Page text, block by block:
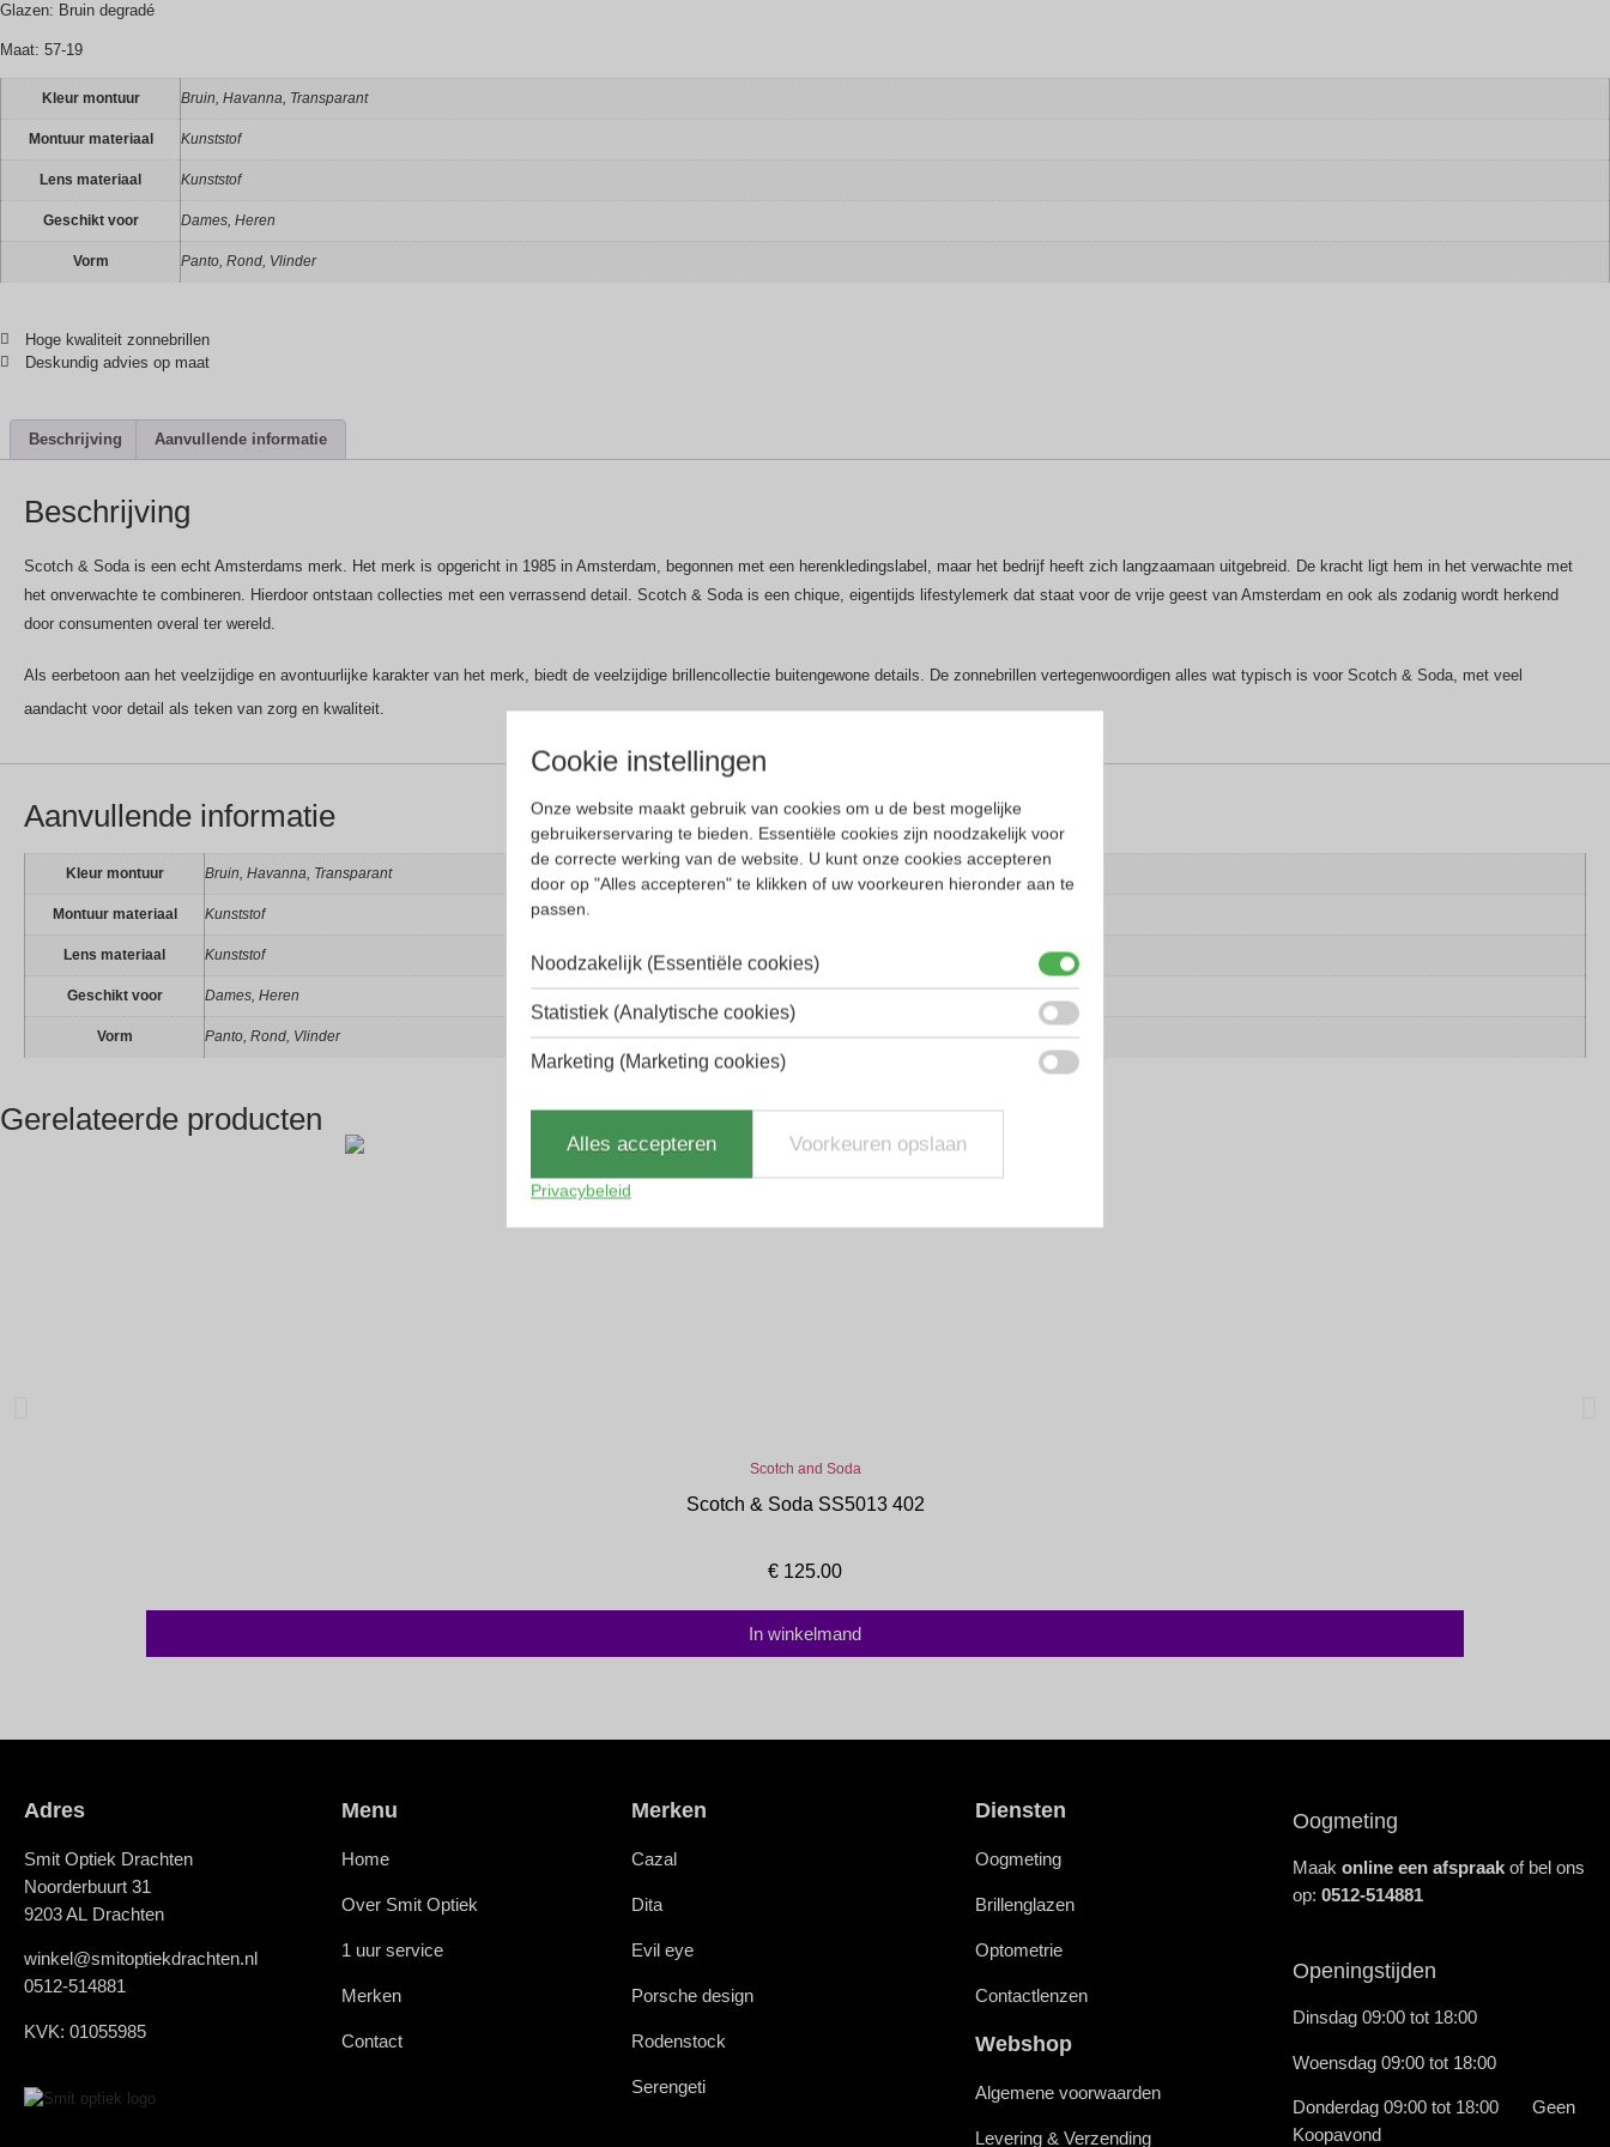
Glazen: Bruin degradé
Maat: 57-19
Kleur montuur Bruin, Havanna, Transparant
Montuur materiaal Kunststof
Lens materiaal Kunststof
Geschikt voor Dames, Heren
Vorm Panto, Rond, Vlinder
Hoge kwaliteit zonnebrillen
Deskundig advies op maat
Beschrijving Aanvullende informatie
Beschrijving
Scotch & Soda is een echt Amsterdams merk. Het merk is opgericht in 1985 in Amsterdam, begonnen met een herenkledingslabel, maar het bedrijf heeft zich langzaamaan uitgebreid. De kracht ligt hem in het verwachte met
het onverwachte te combineren. Hierdoor ontstaan collecties met een verrassend detail. Scotch & Soda is een chique, eigentijds lifestylemerk dat staat voor de vrije geest van Amsterdam en ook als zodanig wordt herkend
door consumenten overal ter wereld.
Als eerbetoon aan het veelzijdige en avontuurlijke karakter van het merk, biedt de veelzijdige brillencollectie buitengewone details. De zonnebrillen vertegenwoordigen alles wat typisch is voor Scotch & Soda, met veel
aandacht voor detail als teken van zorg en kwaliteit.
Aanvullende informatie
Kleur montuur Bruin, Havanna, Transparant
Montuur materiaal Kunststof
Lens materiaal Kunststof
Geschikt voor Dames, Heren
Vorm Panto, Rond, Vlinder
Gerelateerde producten
Scotch and Soda
Scotch & Soda SS5013 402
€ 125.00
In winkelmand
Adres
Smit Optiek Drachten
Noorderbuurt 31
9203 AL Drachten
winkel@smitoptiekdrachten.nl
0512-514881
KVK: 01055985
Menu
Home
Over Smit Optiek
1 uur service
Merken
Contact
Merken
Cazal
Dita
Evil eye
Porsche design
Rodenstock
Serengeti
Diensten
Oogmeting
Brillenglazen
Optometrie
Contactlenzen
Webshop
Algemene voorwaarden
Levering & Verzending
Oogmeting
Maakonline een afspraak of bel ons
op:0512-514881
Openingstijden
Dinsdag 09:00 tot 18:00
Woensdag 09:00 tot 18:00
Donderdag 09:00 tot 18:00 Geen
Koopavond
Cookie instellingen
Onze website maakt gebruik van cookies om u de best mogelijke
gebruikerservaring te bieden. Essentiële cookies zijn noodzakelijk voor
de correcte werking van de website. U kunt onze cookies accepteren
door op "Alles accepteren" te klikken of uw voorkeuren hieronder aan te
passen.
Noodzakelijk (Essentiële cookies)
Statistiek (Analytische cookies)
Marketing (Marketing cookies)
Alles accepteren Voorkeuren opslaan
Privacybeleid